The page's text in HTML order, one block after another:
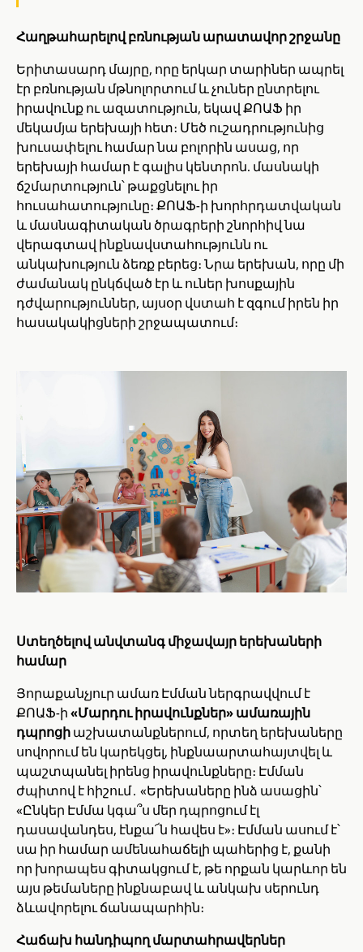
Հաղթահարելով բռնության արատավոր շրջանը
Երիտասարդ մայրը, որը երկար տարիներ ապրել
էր բռնության մթնոլորտում և չուներ ընտրելու
իրավունք ու ազատություն, եկավ ՔՈԱՖ իր
մեկամյա երեխայի հետ։ Մեծ ուշադրությունից
խուսափելու համար նա բոլորին ասաց, որ
երեխայի համար է գալիս կենտրոն. մասնակի
ճշմարտություն՝ թաքցնելու իր
հուսահատությունը։ ՔՈԱՖ-ի խորհրդատվական
և մասնագիտական ծրագրերի շնորհիվ նա
վերագտավ ինքնավստահությունն ու
անկախություն ձեռք բերեց։ Նրա երեխան, որը մի
ժամանակ ընկճված էր և ուներ խոսքային
դժվարություններ, այսօր վստահ է զգում իրեն իր
հասակակիցների շրջապատում։
Ստեղծելով անվտանգ միջավայր երեխաների
համար
Յորաքանչյուր ամառ Էմման ներգրավվում է
ՔՈԱՖ-ի«Մարդու իրավունքներ» ամառային
դպրոցիաշխատանքներում, որտեղ երեխաները
սովորում են կարեկցել, ինքնաարտահայտվել և
պաշտպանել իրենց իրավունքները։ Էմման
ժպիտով է հիշում․ «Երեխաները ինձ ասացին՝
«Ընկեր Էմմա կգա՞ս մեր դպրոցում էլ
դասավանդես, էնքա՜ն հավես է»։ Էմման ասում է՝
սա իր համար ամենահաճելի պահերից է, քանի
որ խորապես գիտակցում է, թե որքան կարևոր են
այս թեմաները ինքնաբավ և անկախ սերունդ
ձևավորելու ճանապարհին։
Հաճախ հանդիպող մարտահրավերներ